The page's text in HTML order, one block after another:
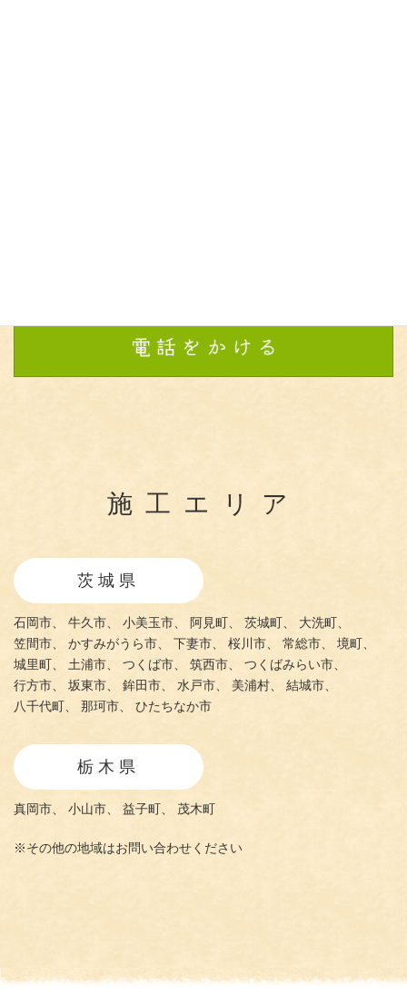
施工エリア
茨城県
石岡市、 牛久市、 小美玉市、 阿見町、 茨城町、
大洗町、
笠間市、
かすみがうら市、 下妻市、 桜川市、 常総市、
境町、
城里町、
土浦市、 つくば市、 筑西市、
つくばみらい市、
行方市、
坂東市、 鉾田市、 水戸市、 美浦村、
結城市、
八千代町、
那珂市、 ひたちなか市
栃木県
真岡市、 小山市、 益子町、 茂木町
※その他の地域はお問い合わせください